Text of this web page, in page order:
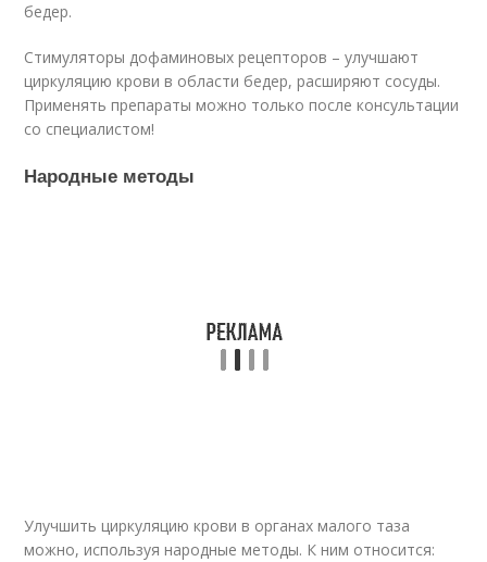
бедер.
Стимуляторы дофаминовых рецепторов – улучшают
циркуляцию крови в области бедер, расширяют сосуды.
Применять препараты можно только после консультации
со специалистом!
Народные методы
Улучшить циркуляцию крови в органах малого таза
можно, используя народные методы. К ним относится: